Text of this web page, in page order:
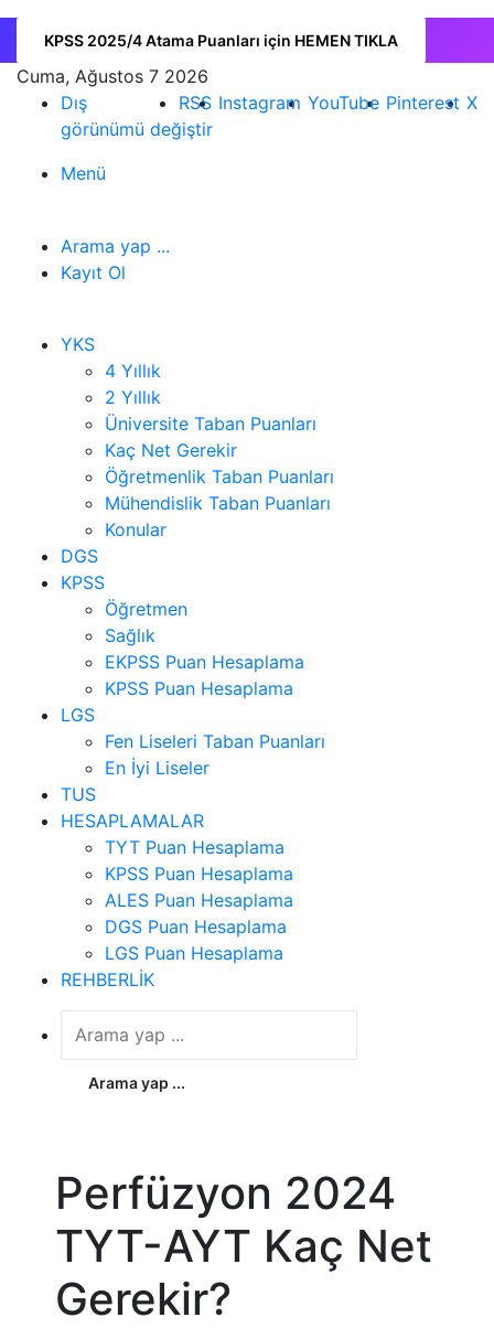
KPSS 2025/4 Atama Puanları için HEMEN TIKLA
Cuma, Ağustos 7 2026
X
Pinterest
YouTube
Instagram
RSS
Dış
görünümü değiştir
Menü
Arama yap ...
Kayıt Ol
YKS
4 Yıllık
2 Yıllık
Üniversite Taban Puanları
Kaç Net Gerekir
Öğretmenlik Taban Puanları
Mühendislik Taban Puanları
Konular
DGS
KPSS
Öğretmen
Sağlık
EKPSS Puan Hesaplama
KPSS Puan Hesaplama
LGS
Fen Liseleri Taban Puanları
En İyi Liseler
TUS
HESAPLAMALAR
TYT Puan Hesaplama
KPSS Puan Hesaplama
ALES Puan Hesaplama
DGS Puan Hesaplama
LGS Puan Hesaplama
REHBERLİK
Arama yap ...
Perfüzyon 2024
TYT-AYT Kaç Net
Gerekir?